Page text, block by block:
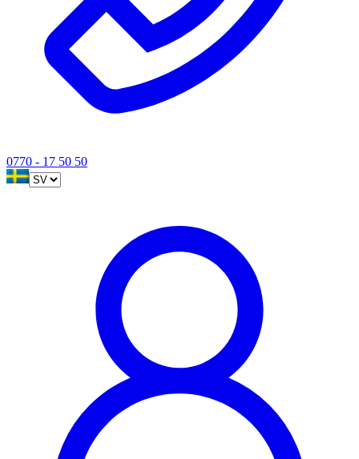
0770 - 17 50 50